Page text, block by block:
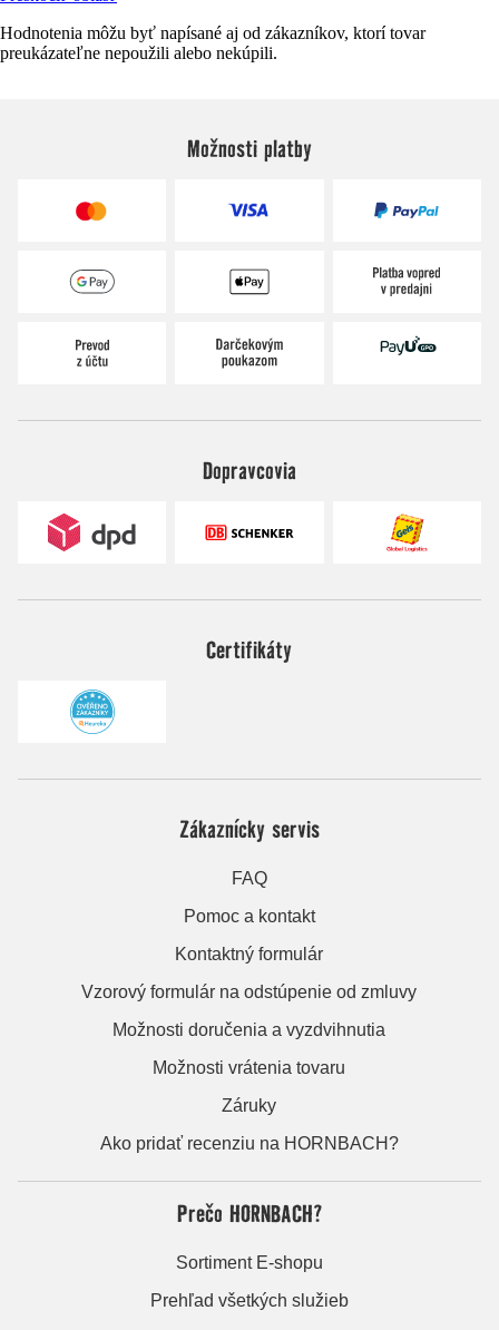
Hodnotenia môžu byť napísané aj od zákazníkov, ktorí tovar
preukázateľne nepoužili alebo nekúpili.
Možnosti platby
Dopravcovia
Certifikáty
Zákaznícky servis
FAQ
Pomoc a kontakt
Kontaktný formulár
Vzorový formulár na odstúpenie od zmluvy
Možnosti doručenia a vyzdvihnutia
Možnosti vrátenia tovaru
Záruky
Ako pridať recenziu na HORNBACH?
Prečo HORNBACH?
Sortiment E-shopu
Prehľad všetkých služieb